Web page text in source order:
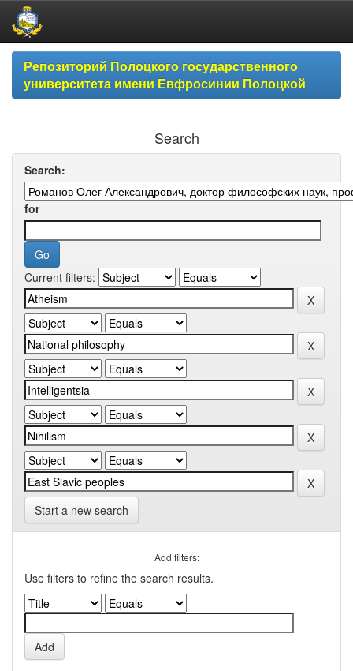
Skip
navigationРепозиторий Полоцкого государственного
университета имени Евфросинии Полоцкой
Search
Search:
for
Current filters:
Start a new search
Add filters:
Use filters to refine the search results.